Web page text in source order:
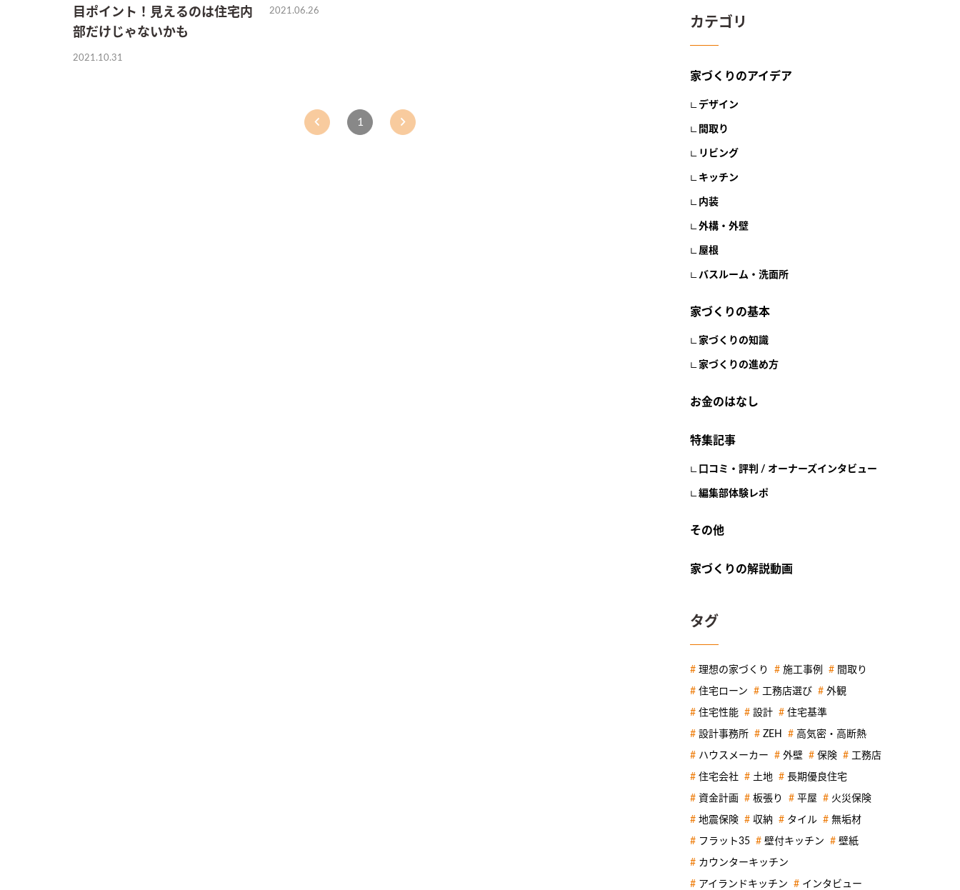
目ポイント！見えるのは住宅内
部だけじゃないかも
2021.10.31
2021.06.26
1
カテゴリ
家づくりのアイデア
デザイン
間取り
リビング
キッチン
内装
外構・外壁
屋根
バスルーム・洗面所
家づくりの基本
家づくりの知識
家づくりの進め方
お金のはなし
特集記事
口コミ・評判 / オーナーズインタビュー
編集部体験レポ
その他
家づくりの解説動画
タグ
理想の家づくり 施工事例 間取り
住宅ローン 工務店選び 外観
住宅性能 設計 住宅基準
設計事務所 ZEH 高気密・高断熱
ハウスメーカー 外壁 保険 工務店
住宅会社 土地 長期優良住宅
資金計画 板張り 平屋 火災保険
地震保険 収納 タイル 無垢材
フラット35 壁付キッチン 壁紙
カウンターキッチン
アイランドキッチン インタビュー